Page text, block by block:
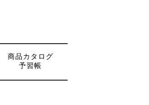
商品カタログ
予習帳